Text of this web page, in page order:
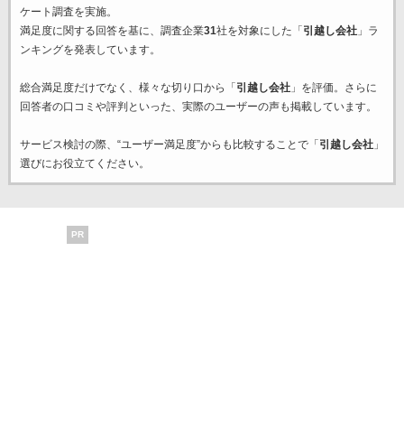
ケート調査を実施。
満足度に関する回答を基に、調査企業31社を対象にした「 引越し会社」ラ
ンキングを発表しています。
総合満足度だけでなく、様々な切り口から「 引越し会社」を評価。さらに
回答者の口コミや評判といった、実際のユーザーの声も掲載しています。
サービス検討の際、“ユーザー満足度”からも比較することで「 引越し会社」
選びにお役立てください。
PR